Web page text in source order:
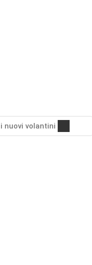
nuovi volantini